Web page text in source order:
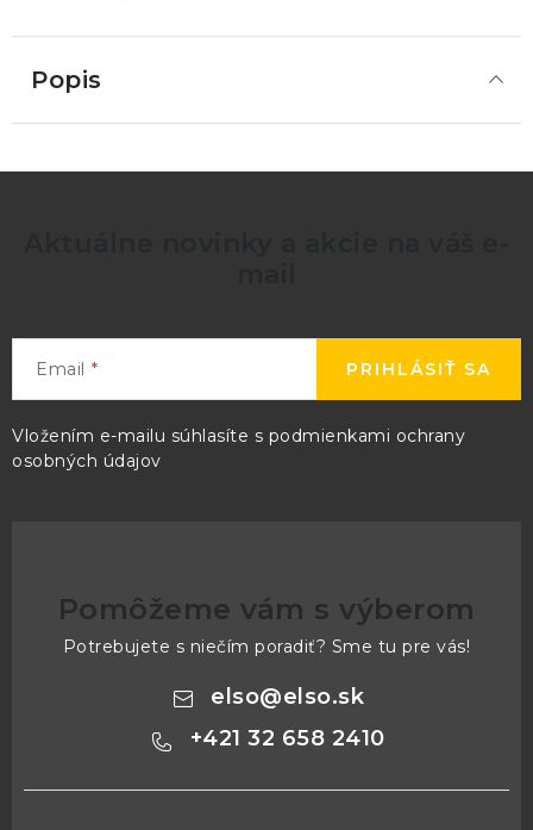
Popis
Email
Vložením e-mailu súhlasíte s podmienkami ochrany
osobných údajov
PRIHLÁSIŤ SA
Pomôžeme vám s výberom
Potrebujete s niečím poradiť? Sme tu pre vás!
elso@elso.sk
+421 32 658 2410